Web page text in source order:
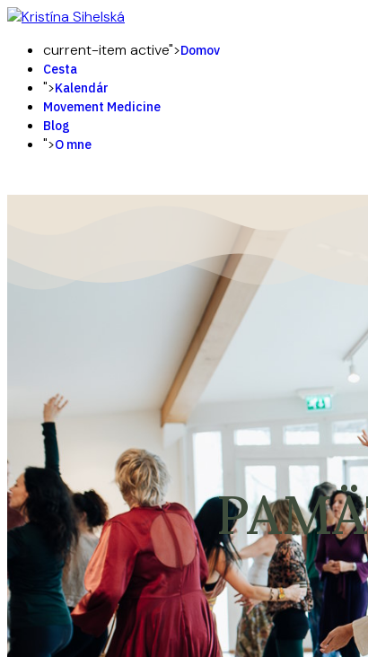
current-item active">Domov
Cesta
">Kalendár
Movement Medicine
Blog
">O mne